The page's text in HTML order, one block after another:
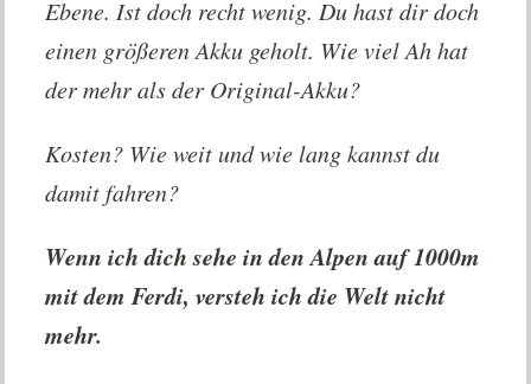
Ebene. Ist doch recht wenig. Du hast dir doch
einen größeren Akku geholt. Wie viel Ah hat
der mehr als der Original-Akku?
Kosten? Wie weit und wie lang kannst du
damit fahren?
Wenn ich dich sehe in den Alpen auf 1000m
mit dem Ferdi, versteh ich die Welt nicht
mehr.